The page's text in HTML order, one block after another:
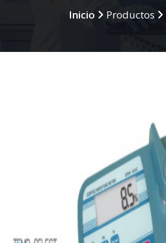
Inicio Productos